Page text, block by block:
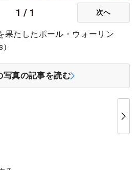
1 / 1 次へ
果たしたポール・ウォーリン
写真の記事を読む